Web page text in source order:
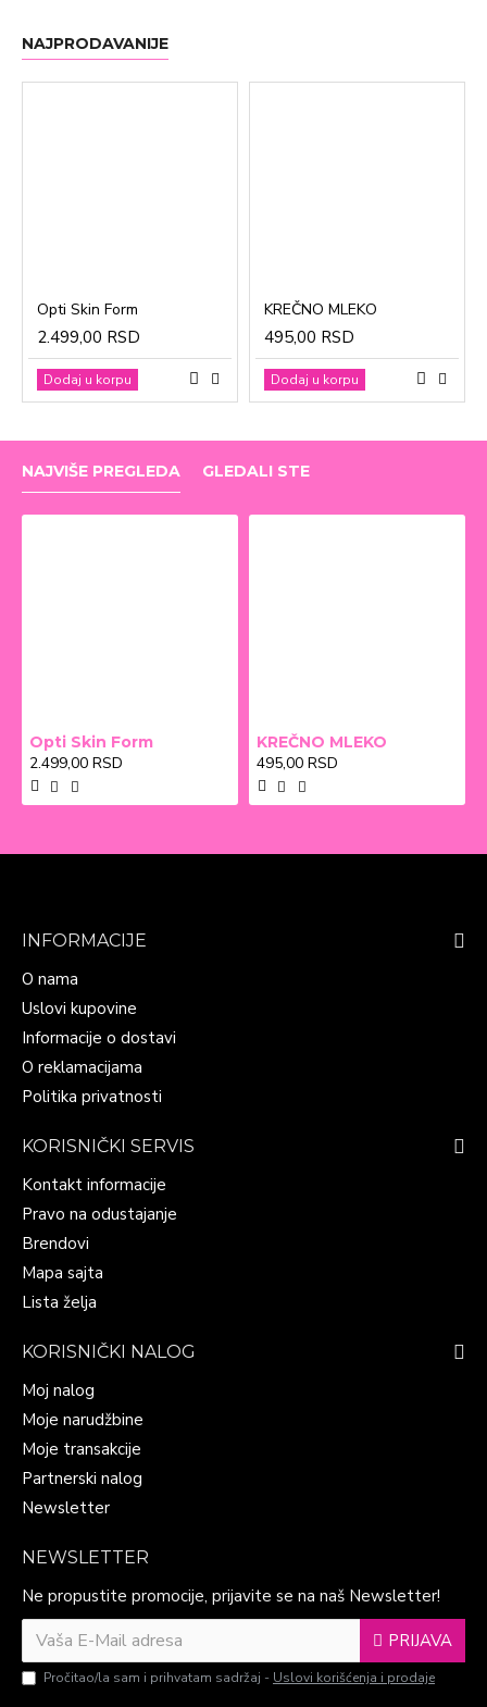
NAJPRODAVANIJE
Opti Skin Form
2.499,00 RSD
Dodaj u korpu
KREČNO MLEKO
495,00 RSD
Dodaj u korpu
NAJVIŠE PREGLEDA GLEDALI STE
Opti Skin Form
2.499,00 RSD
KREČNO MLEKO
495,00 RSD
INFORMACIJE
O nama
Uslovi kupovine
Informacije o dostavi
O reklamacijama
Politika privatnosti
KORISNIČKI SERVIS
Kontakt informacije
Pravo na odustajanje
Brendovi
Mapa sajta
Lista želja
KORISNIČKI NALOG
Moj nalog
Moje narudžbine
Moje transakcije
Partnerski nalog
Newsletter
NEWSLETTER
Ne propustite promocije, prijavite se na naš Newsletter!
PRIJAVA
Pročitao/la sam i prihvatam sadržaj - Uslovi korišćenja i prodaje